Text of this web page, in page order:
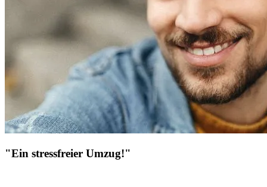
"Ein stressfreier Umzug!"